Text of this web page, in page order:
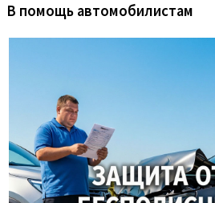
В помощь автомобилистам